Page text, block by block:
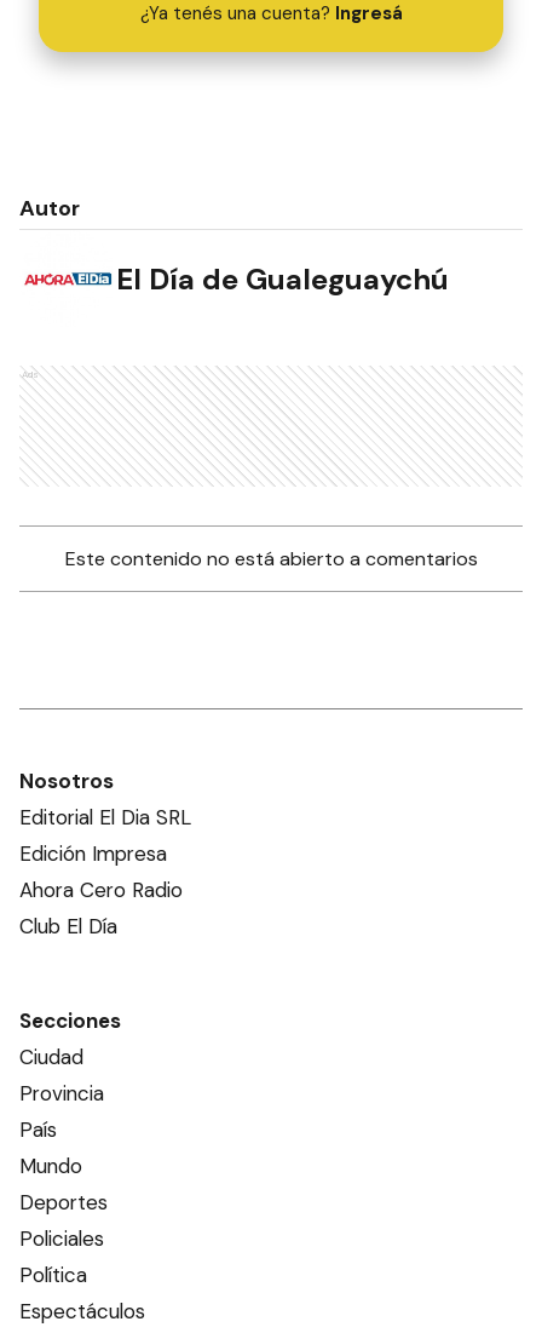
¿Ya tenés una cuenta? Ingresá
Autor
El Día de Gualeguaychú
Ads
Este contenido no está abierto a comentarios
Nosotros
Editorial El Dia SRL
Edición Impresa
Ahora Cero Radio
Club El Día
Secciones
Ciudad
Provincia
País
Mundo
Deportes
Policiales
Política
Espectáculos